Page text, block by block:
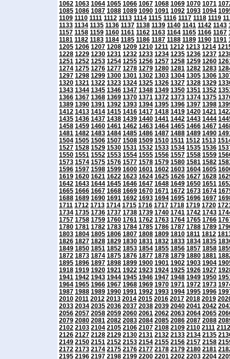
1062 1063 1064 1065 1066 1067 1068 1069 1070 1071
1085 1086 1087 1088 1089 1090 1091 1092 1093 1094
1109 1110 1111 1112 1113 1114 1115 1116 1117 1118 1119
1133 1134 1135 1136 1137 1138 1139 1140 1141 1142 1143
1157 1158 1159 1160 1161 1162 1163 1164 1165 1166 1167
1181 1182 1183 1184 1185 1186 1187 1188 1189 1190 1191
1205 1206 1207 1208 1209 1210 1211 1212 1213 1214
1228 1229 1230 1231 1232 1233 1234 1235 1236 1237
1251 1252 1253 1254 1255 1256 1257 1258 1259 1260
1274 1275 1276 1277 1278 1279 1280 1281 1282 1283
1297 1298 1299 1300 1301 1302 1303 1304 1305 1306
1320 1321 1322 1323 1324 1325 1326 1327 1328 1329
1343 1344 1345 1346 1347 1348 1349 1350 1351 1352
1366 1367 1368 1369 1370 1371 1372 1373 1374 1375
1389 1390 1391 1392 1393 1394 1395 1396 1397 1398
1412 1413 1414 1415 1416 1417 1418 1419 1420 1421
1435 1436 1437 1438 1439 1440 1441 1442 1443 1444
1458 1459 1460 1461 1462 1463 1464 1465 1466 1467
1481 1482 1483 1484 1485 1486 1487 1488 1489 1490
1504 1505 1506 1507 1508 1509 1510 1511 1512 1513
1527 1528 1529 1530 1531 1532 1533 1534 1535 1536
1550 1551 1552 1553 1554 1555 1556 1557 1558 1559
1573 1574 1575 1576 1577 1578 1579 1580 1581 1582
1596 1597 1598 1599 1600 1601 1602 1603 1604 1605
1619 1620 1621 1622 1623 1624 1625 1626 1627 1628
1642 1643 1644 1645 1646 1647 1648 1649 1650 1651
1665 1666 1667 1668 1669 1670 1671 1672 1673 1674
1688 1689 1690 1691 1692 1693 1694 1695 1696 1697
1711 1712 1713 1714 1715 1716 1717 1718 1719 1720
1734 1735 1736 1737 1738 1739 1740 1741 1742 1743
1757 1758 1759 1760 1761 1762 1763 1764 1765 1766
1780 1781 1782 1783 1784 1785 1786 1787 1788 1789
1803 1804 1805 1806 1807 1808 1809 1810 1811 1812
1826 1827 1828 1829 1830 1831 1832 1833 1834 1835
1849 1850 1851 1852 1853 1854 1855 1856 1857 1858
1872 1873 1874 1875 1876 1877 1878 1879 1880 1881
1895 1896 1897 1898 1899 1900 1901 1902 1903 1904
1918 1919 1920 1921 1922 1923 1924 1925 1926 1927
1941 1942 1943 1944 1945 1946 1947 1948 1949 1950
1964 1965 1966 1967 1968 1969 1970 1971 1972 1973
1987 1988 1989 1990 1991 1992 1993 1994 1995 1996
2010 2011 2012 2013 2014 2015 2016 2017 2018 2019
2033 2034 2035 2036 2037 2038 2039 2040 2041 2042
2056 2057 2058 2059 2060 2061 2062 2063 2064 2065
2079 2080 2081 2082 2083 2084 2085 2086 2087 2088
2102 2103 2104 2105 2106 2107 2108 2109 2110 2111 2112
2126 2127 2128 2129 2130 2131 2132 2133 2134 2135
2149 2150 2151 2152 2153 2154 2155 2156 2157 2158
2172 2173 2174 2175 2176 2177 2178 2179 2180 2181
2195 2196 2197 2198 2199 2200 2201 2202 2203 2204